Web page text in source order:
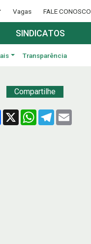
Vagas FALE CONOSCO
SINDICATOS
Transparência
Compartilhe
Facebook
X WhatsApp
Telegram